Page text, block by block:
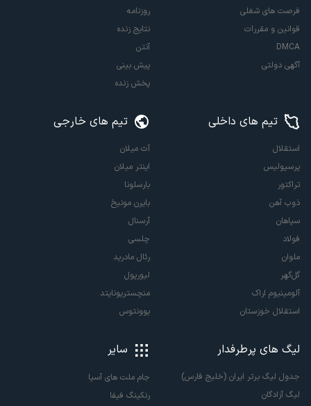
فرصت های شغلی
قوانین و مقررات
DMCA
آگهی دولتی
روزنامه
نتایج زنده
آنتن
پیش بینی
پخش زنده
تیم های داخلی
استقلال
پرسپولیس
تراکتور
ذوب آهن
سپاهان
فولاد
ملوان
گل‌گهر
آلومینیوم اراک
استقلال خوزستان
تیم های خارجی
آث میلان
اینتر میلان
بارسلونا
بایرن مونیخ
آرسنال
چلسی
رئال مادرید
لیورپول
منچستریونایتد
یوونتوس
لیگ های پرطرفدار
جدول لیگ برتر ایران (خلیج فارس)
لیگ آزادگان
سایر
جام ملت های آسیا
رنکینگ فیفا